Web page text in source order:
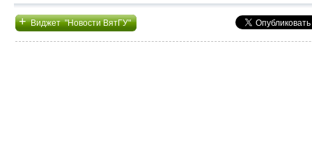
+Виджет "Новости ВятГУ"